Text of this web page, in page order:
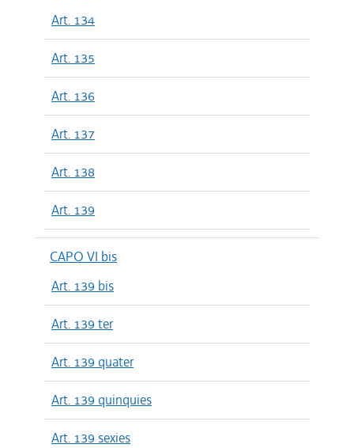
Art. 134
Art. 135
Art. 136
Art. 137
Art. 138
Art. 139
CAPO VI bis
Art. 139 bis
Art. 139 ter
Art. 139 quater
Art. 139 quinquies
Art. 139 sexies